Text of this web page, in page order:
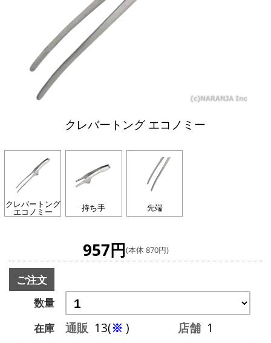
クレバートング エコノミー
クレバートング
エコノミー 持ち手 先端
957円(本体 870円)
ご注文
数量
在庫
通販 13(※ ) 店舗 1